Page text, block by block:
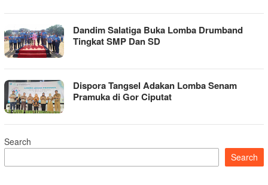
Dandim Salatiga Buka Lomba Drumband
Tingkat SMP Dan SD
Dispora Tangsel Adakan Lomba Senam
Pramuka di Gor Ciputat
Search
Search